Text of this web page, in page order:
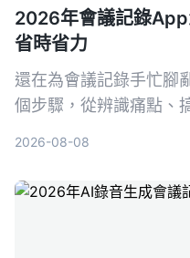
2026年會議記錄
省時省力
還在為會議記錄手忙腳
個步驟，從辨識痛點、
的會議記錄幫手，再也
2026-08-08